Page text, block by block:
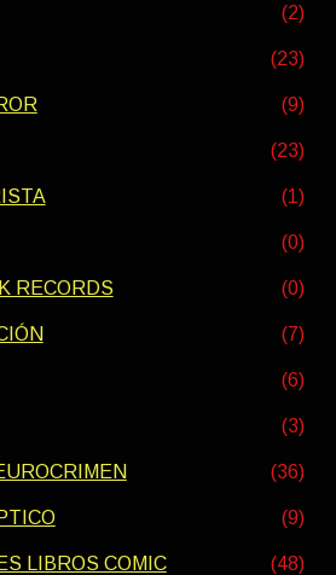
(2)
(23)
(9)
(23)
(1)
(0)
RECORDS (0)
(7)
(6)
(3)
(36)
(9)
LIBROS COMIC (48)